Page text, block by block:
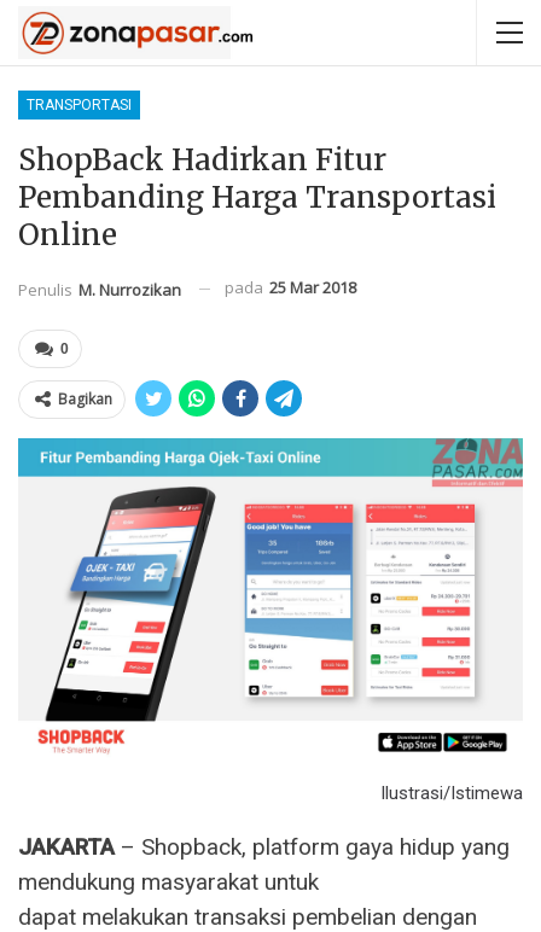
TRANSPORTASI
ShopBack Hadirkan Fitur
Pembanding Harga Transportasi
Online
Penulis M. Nurrozikan pada 25 Mar 2018
0
Bagikan
Ilustrasi/Istimewa
JAKARTA– Shopback, platform gaya hidup yang
mendukung masyarakat untuk
dapat melakukan transaksi pembelian dengan